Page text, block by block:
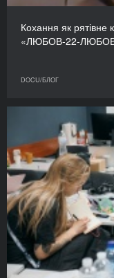
Кохання як рятівне
«ЛЮБОВ-22-
DOCU/БЛОГ